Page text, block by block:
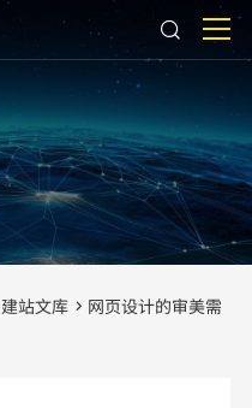
建站文库
网页设计的审美需